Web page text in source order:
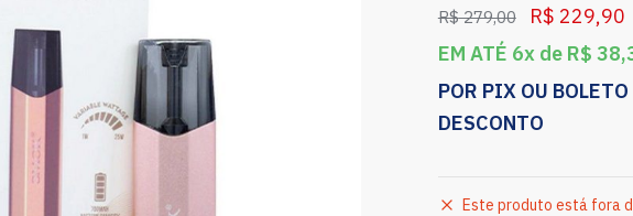
R$279,00 R$ 229,90
EM ATÉ 6x de R$
POR PIX OU BOLETO
DESCONTO
Este produto está fora